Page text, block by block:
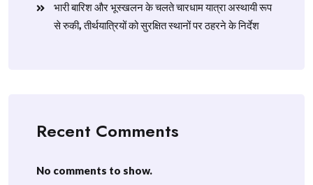
​भारी बारिश और भूस्खलन के चलते चारधाम यात्रा अस्थायी रूप
से रुकी, तीर्थयात्रियों को सुरक्षित स्थानों पर ठहरने के निर्देश
Recent Comments
No comments to show.